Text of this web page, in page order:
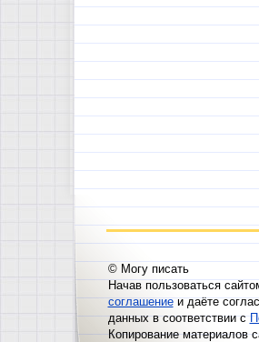
© Могу писать
Начав пользоваться
соглашениеи даёте
данных в соответствии с
Копирование материалов